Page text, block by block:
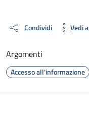
Condividi Vedi
Argomenti
Accesso all'informazione